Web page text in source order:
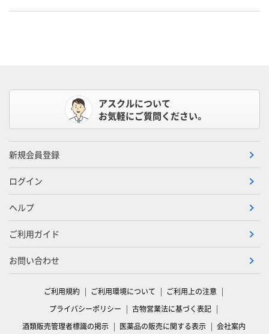
アスクルについて
お気軽にご質問ください。
新規会員登録
ログイン
ヘルプ
ご利用ガイド
お問い合わせ
ご利用規約 ご利用環境について
ご利用上の注意
プライバシーポリシー
古物営業法に基づく表記
酒類販売管理者標識の掲示
医薬品の販売に関する表示 会社案内